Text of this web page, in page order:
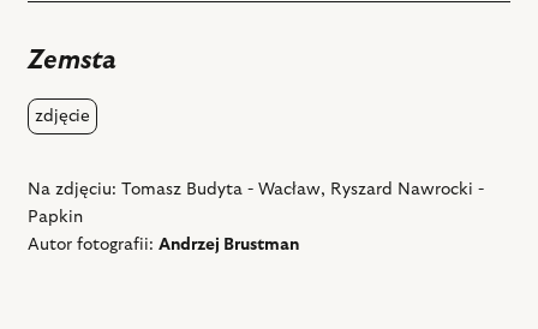
Zemsta
zdjęcie
Na zdjęciu: Tomasz Budyta - Wacław, Ryszard Nawrocki -
Papkin
Autor fotografii:Andrzej Brustman